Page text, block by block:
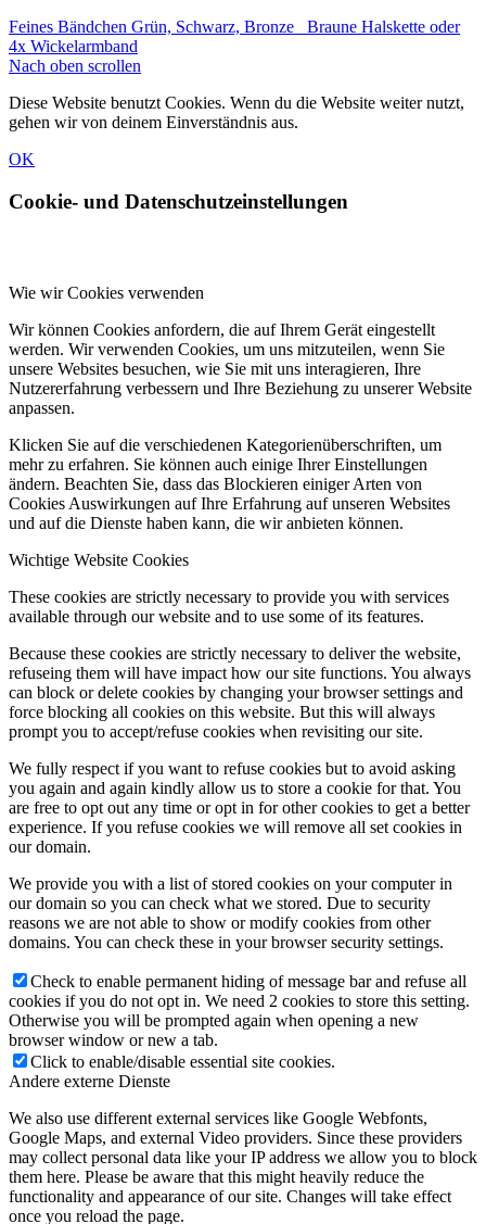
Feines Bändchen Grün, Schwarz, Bronze
Braune Halskette oder
4x Wickelarmband
Nach oben scrollen
Diese Website benutzt Cookies. Wenn du die Website weiter nutzt,
gehen wir von deinem Einverständnis aus.
OK
Cookie- und Datenschutzeinstellungen
Wie wir Cookies verwenden
Wir können Cookies anfordern, die auf Ihrem Gerät eingestellt
werden. Wir verwenden Cookies, um uns mitzuteilen, wenn Sie
unsere Websites besuchen, wie Sie mit uns interagieren, Ihre
Nutzererfahrung verbessern und Ihre Beziehung zu unserer Website
anpassen.
Klicken Sie auf die verschiedenen Kategorienüberschriften, um
mehr zu erfahren. Sie können auch einige Ihrer Einstellungen
ändern. Beachten Sie, dass das Blockieren einiger Arten von
Cookies Auswirkungen auf Ihre Erfahrung auf unseren Websites
und auf die Dienste haben kann, die wir anbieten können.
Wichtige Website Cookies
These cookies are strictly necessary to provide you with services
available through our website and to use some of its features.
Because these cookies are strictly necessary to deliver the website,
refuseing them will have impact how our site functions. You always
can block or delete cookies by changing your browser settings and
force blocking all cookies on this website. But this will always
prompt you to accept/refuse cookies when revisiting our site.
We fully respect if you want to refuse cookies but to avoid asking
you again and again kindly allow us to store a cookie for that. You
are free to opt out any time or opt in for other cookies to get a better
experience. If you refuse cookies we will remove all set cookies in
our domain.
We provide you with a list of stored cookies on your computer in
our domain so you can check what we stored. Due to security
reasons we are not able to show or modify cookies from other
domains. You can check these in your browser security settings.
Check to enable permanent hiding of message bar and refuse all
cookies if you do not opt in. We need 2 cookies to store this setting.
Otherwise you will be prompted again when opening a new
browser window or new a tab.
Click to enable/disable essential site cookies.
Andere externe Dienste
We also use different external services like Google Webfonts,
Google Maps, and external Video providers. Since these providers
may collect personal data like your IP address we allow you to block
them here. Please be aware that this might heavily reduce the
functionality and appearance of our site. Changes will take effect
once you reload the page.